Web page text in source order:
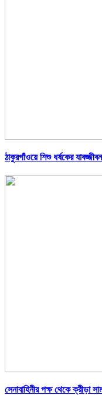
ঠাকুরগাঁওয়ে শিশু ধর্ষকের
সেনাবাহিনীর পক্ষ থেকে ক্রীড়া